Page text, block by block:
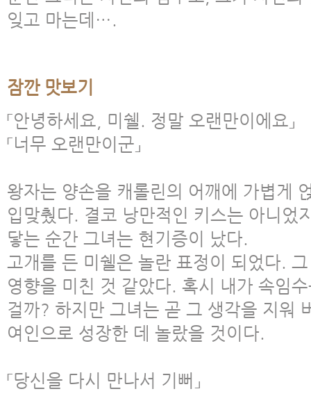
잊고 마는데….
잠깐 맛보기
「안녕하세요, 미쉘. 정말 오랜만이에요」
「너무 오랜만이군」
왕자는 양손을 캐롤린의 어깨에 가볍게
입맞췄다. 결코 낭만적인 키스는 아니었
닿는 순간 그녀는 현기증이 났다.
고개를 든 미쉘은 놀란 표정이 되었다.
영향을 미친 것 같았다. 혹시 내가 속임
걸까? 하지만 그녀는 곧 그 생각을 지워
여인으로 성장한 데 놀랐을 것이다.
「당신을 다시 만나서 기뻐」